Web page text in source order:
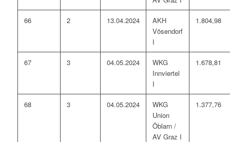
66 2 13.04.2024
AKH
Vösendorf
I
1.804,98
67 3 04.05.2024
WKG
Innviertel
I
1.678,81
68 3 04.05.2024
WKG
Union
Öblarn /
AV Graz I
1.377,76